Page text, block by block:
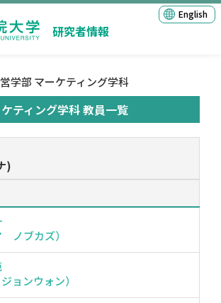
研究者情報
English
学部 マーケティング学科
ティング学科 教員一覧
)
ノブカズ）
ョンウォン）